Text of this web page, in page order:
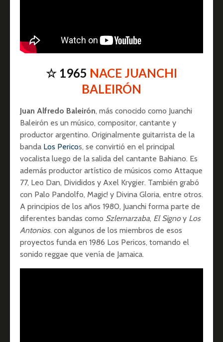
☆ 1965 NACE JUANCHI
BALEIRÓN
Juan Alfredo Baleirón, más conocido como Juanchi
Baleirón es un músico, compositor, cantante y
productor argentino. Originalmente guitarrista de la
banda Los Pericos, se convirtió en el principal
vocalista luego de la salida del cantante Bahiano. Es
además productor artístico de músicos como Attaque
77, Leo Dan, Divididos y Axel Krygier. También grabó
con Palo Pandolfo, Magic! y Divina Gloria, entre otros.
A principios de los años 1980, Juanchi forma parte de
diferentes bandas como Szlernarzaba, El Signoy Los
Antonios. con algunos de los miembros de esos
proyectos funda en 1986 Los Pericos, tomando el
sonido reggae que venía de Jamaica.